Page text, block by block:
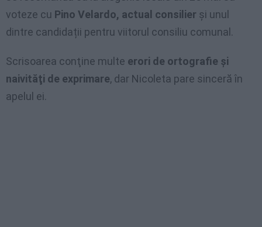
voteze cu Pino Velardo, actual consilier și unul
dintre candidații pentru viitorul consiliu comunal.
Scrisoarea conţine multe erori de ortografie şi
naivităţi de exprimare, dar Nicoleta pare sinceră în
apelul ei.